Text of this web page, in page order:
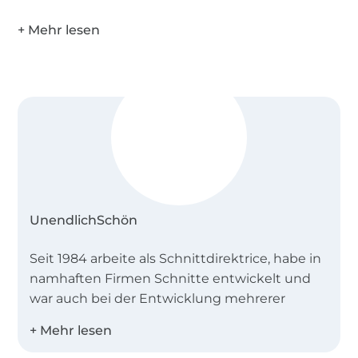
tauschen und weiterzuverkaufen. Für den
Weiterverkauf kann jedoch mit Absprache eine
Lizenzvereinbarung erworben werden.
UnendlichSchön
Seit 1984 arbeite als Schnittdirektrice, habe in
namhaften Firmen Schnitte entwickelt und
war auch bei der Entwicklung mehrerer
Darüber hinaus habe ich Serienproduktionen